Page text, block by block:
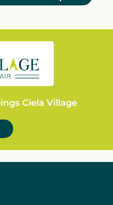
Ciela Village